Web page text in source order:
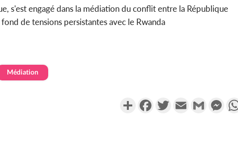
s'est engagé dans la médiation du conflit entre la République
fond de tensions persistantes avec le Rwanda
Médiation
PartagerFacebookTwitterEmail Gmail